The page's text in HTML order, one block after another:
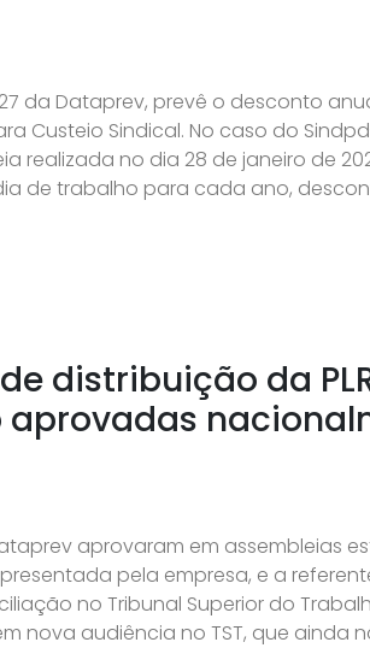
da Dataprev, prevê o desconto
Custeio Sindical. No caso do
realizada no dia 28 de janeiro de
de trabalho para cada ano,
distribuição da
aprovadas
aprovaram em assembleias
pela empresa, e a
no Tribunal Superior do
nova audiência no TST, que ainda